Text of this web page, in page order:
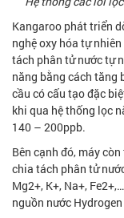
Kangaroo phát triển
nghệ oxy hóa tự
tách phân tử nước tự
năng bằng cách tăng
cầu có cấu tạo đặc
khi qua hệ thống lọc
140 – 200ppb.
Bên cạnh đó, máy
chia tách phân tử
Mg2+, K+, Na+,
nguồn nước